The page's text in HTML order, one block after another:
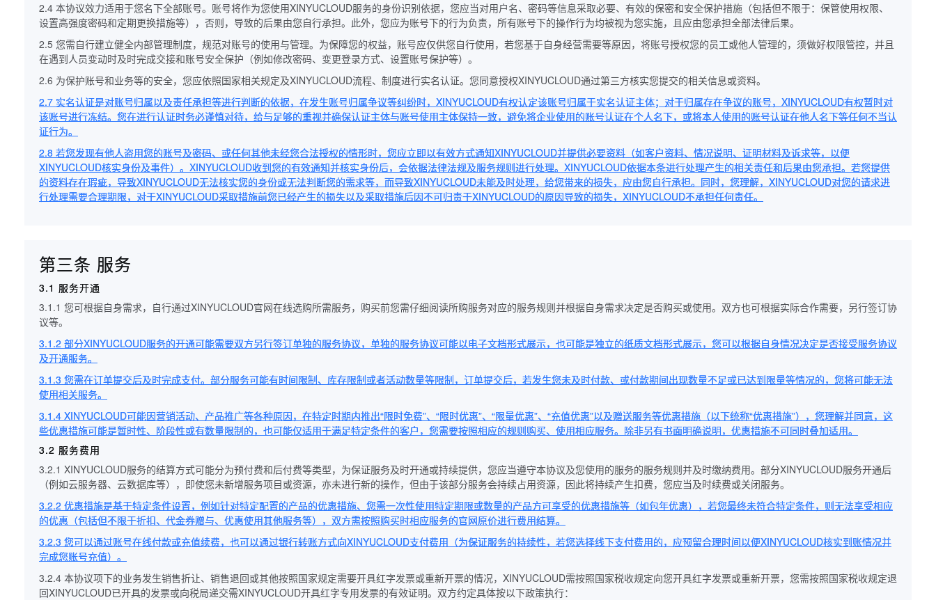
2.4 本协议效力适用于您名下全部账号。账号将作为您使用XINYUCLOUD服务的身份识别依据，您应当对用户名、密码等信息采取必要、有效的保密和安全保护措施（包括但不限于：保管使用权限、
设置高强度密码和定期更换措施等），否则，导致的后果由您自行承担。此外，您应为账号下的行为负责，所有账号下的操作行为均被视为您实施，且应由您承担全部法律后果。
2.5 您需自行建立健全内部管理制度，规范对账号的使用与管理。为保障您的权益，账号应仅供您自行使用，若您基于自身经营需要等原因，将账号授权您的员工或他人管理的，须做好权限管控，并且
在遇到人员变动时及时完成交接和账号安全保护（例如修改密码、变更登录方式、设置账号保护等）。
2.6 为保护账号和业务等的安全，您应依照国家相关规定及XINYUCLOUD流程、制度进行实名认证。您同意授权XINYUCLOUD通过第三方核实您提交的相关信息或资料。
2.7 实名认证是对账号归属以及责任承担等进行判断的依据，在发生账号归属争议等纠纷时，XINYUCLOUD有权认定该账号归属于实名认证主体；对于归属存在争议的账号，XINYUCLOUD有权暂时对
该账号进行冻结。您在进行认证时务必谨慎对待，给与足够的重视并确保认证主体与账号使用主体保持一致，避免将企业使用的账号认证在个人名下，或将本人使用的账号认证在他人名下等任何不当认
证行为。
2.8 若您发现有他人盗用您的账号及密码、或任何其他未经您合法授权的情形时，您应立即以有效方式通知XINYUCLOUD并提供必要资料（如客户资料、情况说明、证明材料及诉求等，以便
XINYUCLOUD核实身份及事件）。XINYUCLOUD收到您的有效通知并核实身份后，会依据法律法规及服务规则进行处理。XINYUCLOUD依据本条进行处理产生的相关责任和后果由您承担。若您提供
的资料存在瑕疵，导致XINYUCLOUD无法核实您的身份或无法判断您的需求等，而导致XINYUCLOUD未能及时处理，给您带来的损失，应由您自行承担。同时，您理解，XINYUCLOUD对您的请求进
行处理需要合理期限，对于XINYUCLOUD采取措施前您已经产生的损失以及采取措施后因不可归责于XINYUCLOUD的原因导致的损失，XINYUCLOUD不承担任何责任。
第三条 服务
3.1 服务开通
3.1.1 您可根据自身需求，自行通过XINYUCLOUD官网在线选购所需服务，购买前您需仔细阅读所购服务对应的服务规则并根据自身需求决定是否购买或使用。双方也可根据实际合作需要，另行签订协
议等。
3.1.2 部分XINYUCLOUD服务的开通可能需要双方另行签订单独的服务协议，单独的服务协议可能以电子文档形式展示，也可能是独立的纸质文档形式展示，您可以根据自身情况决定是否接受服务协议
及开通服务。
3.1.3 您需在订单提交后及时完成支付。部分服务可能有时间限制、库存限制或者活动数量等限制，订单提交后，若发生您未及时付款、或付款期间出现数量不足或已达到限量等情况的，您将可能无法
使用相关服务。
3.1.4 XINYUCLOUD可能因营销活动、产品推广等各种原因，在特定时期内推出“限时免费”、“限时优惠”、“限量优惠”、“充值优惠”以及赠送服务等优惠措施（以下统称“优惠措施”），您理解并同意，这
些优惠措施可能是暂时性、阶段性或有数量限制的，也可能仅适用于满足特定条件的客户，您需要按照相应的规则购买、使用相应服务。除非另有书面明确说明，优惠措施不可同时叠加适用。
3.2 服务费用
3.2.1 XINYUCLOUD服务的结算方式可能分为预付费和后付费等类型，为保证服务及时开通或持续提供，您应当遵守本协议及您使用的服务的服务规则并及时缴纳费用。部分XINYUCLOUD服务开通后
（例如云服务器、云数据库等），即使您未新增服务项目或资源，亦未进行新的操作，但由于该部分服务会持续占用资源，因此将持续产生扣费，您应当及时续费或关闭服务。
3.2.2 优惠措施是基于特定条件设置，例如针对特定配置的产品的优惠措施、您需一次性使用特定期限或数量的产品方可享受的优惠措施等（如包年优惠），若您最终未符合特定条件，则无法享受相应
的优惠（包括但不限于折扣、代金券赠与、优惠使用其他服务等），双方需按照购买时相应服务的官网原价进行费用结算。
3.2.3 您可以通过账号在线付款或充值续费，也可以通过银行转账方式向XINYUCLOUD支付费用（为保证服务的持续性，若您选择线下支付费用的，应预留合理时间以便XINYUCLOUD核实到账情况并
完成您账号充值）。
3.2.4 本协议项下的业务发生销售折让、销售退回或其他按照国家规定需要开具红字发票或重新开票的情况，XINYUCLOUD需按照国家税收规定向您开具红字发票或重新开票，您需按照国家税收规定退
回XINYUCLOUD已开具的发票或向税局递交需XINYUCLOUD开具红字专用发票的有效证明。双方约定具体按以下政策执行：